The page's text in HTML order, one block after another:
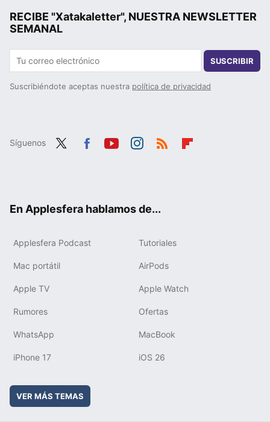
RECIBE "Xatakaletter", NUESTRA NEWSLETTER
SEMANAL
SUSCRIBIR
Suscribiéndote aceptas nuestra política de privacidad
Síguenos
En Applesfera hablamos de...
Applesfera Podcast Tutoriales
Mac portátil AirPods
Apple TV Apple Watch
Rumores Ofertas
WhatsApp MacBook
iPhone 17 iOS 26
VER MÁS TEMAS